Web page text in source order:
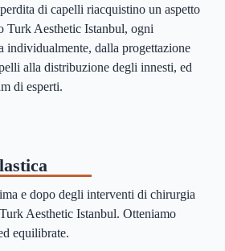
di capelli riacquistino un aspetto
Turk Aesthetic Istanbul, ogni
individualmente, dalla progettazione
alla distribuzione degli innesti, ed
di esperti.
e dopo degli interventi di chirurgia
Aesthetic Istanbul. Otteniamo
equilibrate.